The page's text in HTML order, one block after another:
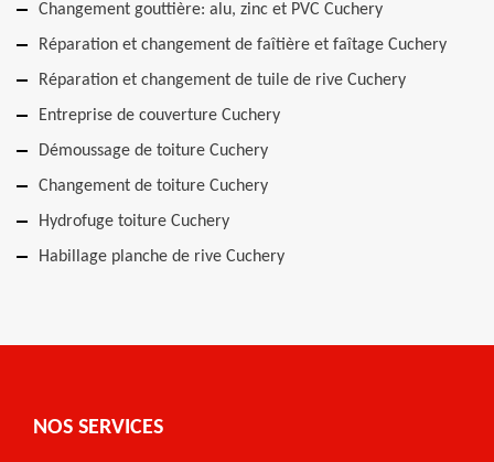
Changement gouttière: alu, zinc et PVC Cuchery
Réparation et changement de faîtière et faîtage Cuchery
Réparation et changement de tuile de rive Cuchery
Entreprise de couverture Cuchery
Démoussage de toiture Cuchery
Changement de toiture Cuchery
Hydrofuge toiture Cuchery
Habillage planche de rive Cuchery
NOS SERVICES